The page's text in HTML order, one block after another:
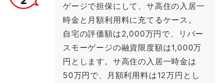
ゲージで担保にして、サ高住の入居一
時金と月額利用料に充てるケース。
自宅の評価額は2,000万円で、リバー
スモーゲージの融資限度額は1,000万
円とします。サ高住の入居一時金は
50万円で、月額利用料は12万円とし